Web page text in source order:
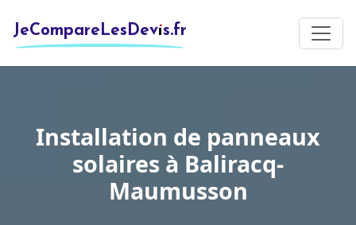
JeCompareLesDevis.fr
Installation de panneaux
solaires à Baliracq-
Maumusson